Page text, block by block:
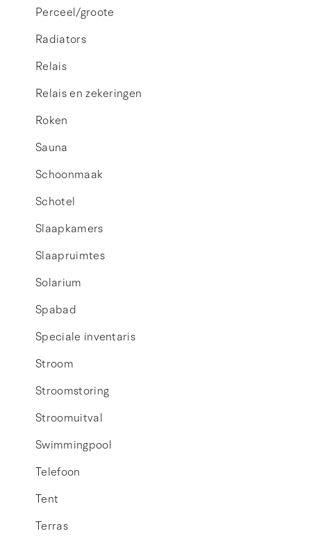
Perceel/groote
Radiators
Relais
Relais en zekeringen
Roken
Sauna
Schoonmaak
Schotel
Slaapkamers
Slaapruimtes
Solarium
Spabad
Speciale inventaris
Stroom
Stroomstoring
Stroomuitval
Swimmingpool
Telefoon
Tent
Terras